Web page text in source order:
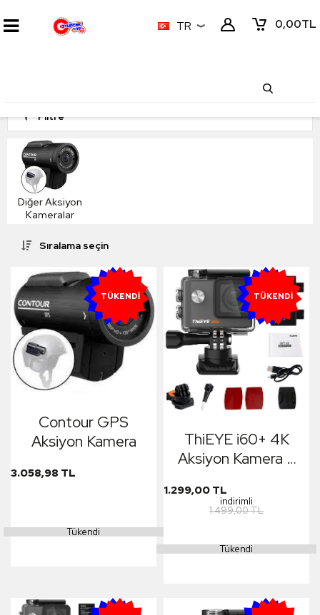
0,00TL
TR
Filtre
Diğer Aksiyon
Kameralar
Sıralama seçin
YENI
TÜKENDI
Contour GPS
Aksiyon Kamera
3.058,98 TL
Tükendi
YENI
TÜKENDI
ThiEYE i60+ 4K
Aksiyon Kamera +
Batarya
1.299,00 TL
indirimli
1.499,00 TL
Tükendi